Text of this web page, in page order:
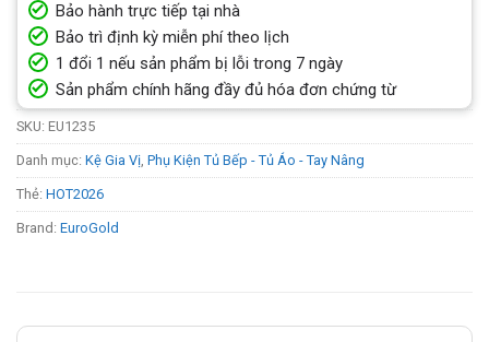
Bảo hành trực tiếp tại nhà
Bảo trì định kỳ miễn phí theo lịch
1 đổi 1 nếu sản phẩm bị lỗi trong 7 ngày
Sản phẩm chính hãng đầy đủ hóa đơn chứng từ
SKU: EU1235
Danh mục: Kệ Gia Vị, Phụ Kiện Tủ Bếp - Tủ Áo - Tay Nâng
Thẻ: HOT2026
Brand: EuroGold